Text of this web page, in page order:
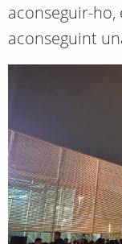
aconseguir-ho,
aconseguint